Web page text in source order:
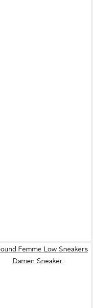
Femme Low Sneakers
Damen Sneaker